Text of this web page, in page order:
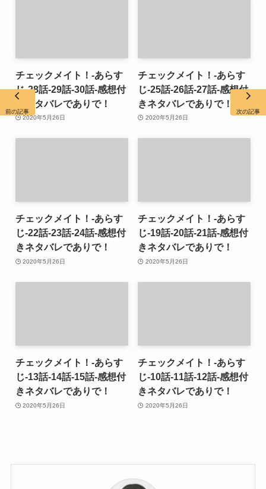
チェックメイト！-あらす
じ-28話-29話-30話-感想付
きネタバレでありで！
2020年5月26日
チェックメイト！-あらす
じ-25話-26話-27話-感想付
きネタバレでありで！
2020年5月26日
チェックメイト！-あらす
じ-22話-23話-24話-感想付
きネタバレでありで！
2020年5月26日
チェックメイト！-あらす
じ-19話-20話-21話-感想付
きネタバレでありで！
2020年5月26日
チェックメイト！-あらす
じ-13話-14話-15話-感想付
きネタバレでありで！
2020年5月26日
チェックメイト！-あらす
じ-10話-11話-12話-感想付
きネタバレでありで！
2020年5月26日
前の記事 次の記事